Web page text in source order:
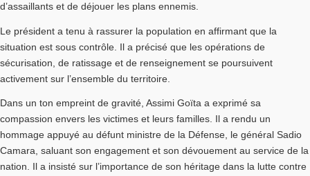
d’assaillants et de déjouer les plans ennemis.
Le président a tenu à rassurer la population en affirmant que la
situation est sous contrôle. Il a précisé que les opérations de
sécurisation, de ratissage et de renseignement se poursuivent
activement sur l’ensemble du territoire.
Dans un ton empreint de gravité, Assimi Goïta a exprimé sa
compassion envers les victimes et leurs familles. Il a rendu un
hommage appuyé au défunt ministre de la Défense, le général Sadio
Camara, saluant son engagement et son dévouement au service de la
nation. Il a insisté sur l’importance de son héritage dans la lutte contre